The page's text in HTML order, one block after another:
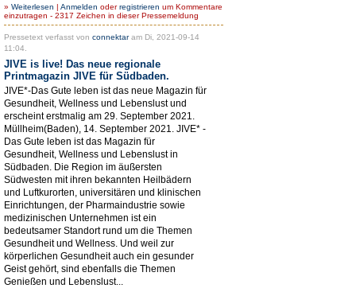
» Weiterlesen | Anmelden oderregistrieren um Kommentare
einzutragen - 2317 Zeichen in dieser Pressemeldung
Pressetext verfasst von connektaram Di, 2021-09-14
11:04.
JIVE is live! Das neue regionale
Printmagazin JIVE für Südbaden.
JIVE*-Das Gute leben ist das neue Magazin für
Gesundheit, Wellness und Lebenslust und
erscheint erstmalig am 29. September 2021.
Müllheim(Baden), 14. September 2021. JIVE* -
Das Gute leben ist das Magazin für
Gesundheit, Wellness und Lebenslust in
Südbaden. Die Region im äußersten
Südwesten mit ihren bekannten Heilbädern
und Luftkurorten, universitären und klinischen
Einrichtungen, der Pharmaindustrie sowie
medizinischen Unternehmen ist ein
bedeutsamer Standort rund um die Themen
Gesundheit und Wellness. Und weil zur
körperlichen Gesundheit auch ein gesunder
Geist gehört, sind ebenfalls die Themen
Genießen und Lebenslust...